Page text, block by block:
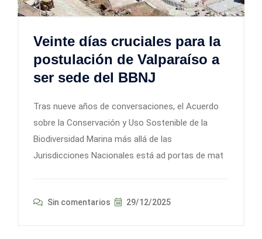
Veinte días cruciales para la
postulación de Valparaíso a
ser sede del BBNJ
Tras nueve años de conversaciones, el Acuerdo
sobre la Conservación y Uso Sostenible de la
Biodiversidad Marina más allá de las
Jurisdicciones Nacionales está ad portas de mat
Sin comentarios 29/12/2025